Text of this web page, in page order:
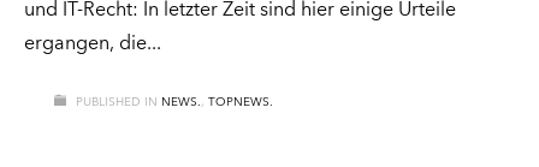
und IT-Recht: In letzter Zeit sind hier einige Urteile
ergangen, die
PUBLISHED IN NEWS. , TOPNEWS.